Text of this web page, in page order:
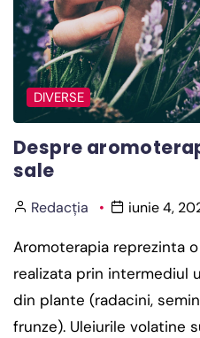
DIVERSE
Despre
sale
Redacția iunie 4,
Aromoterapia reprezinta
realizata prin intermediul
din plante (radacini,
frunze). Uleiurile volatine